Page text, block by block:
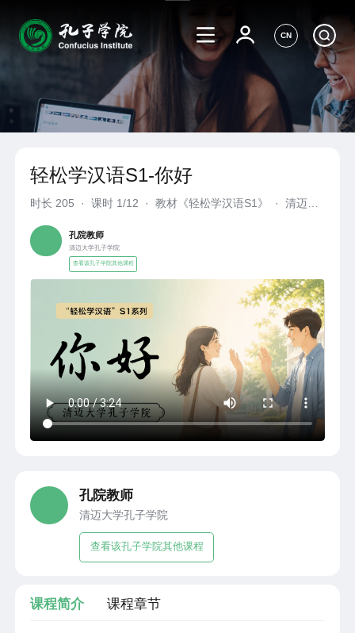
CN
轻松学汉语S1-你好
时长 205 · 课时 1/12 · 教材《轻松学汉语S1》 ·
清迈大
孔院教师
清迈大学孔子学院
查看该孔子学院其他课程
孔院教师
清迈大学孔子学院
查看该孔子学院其他课程
课程简介 课程章节